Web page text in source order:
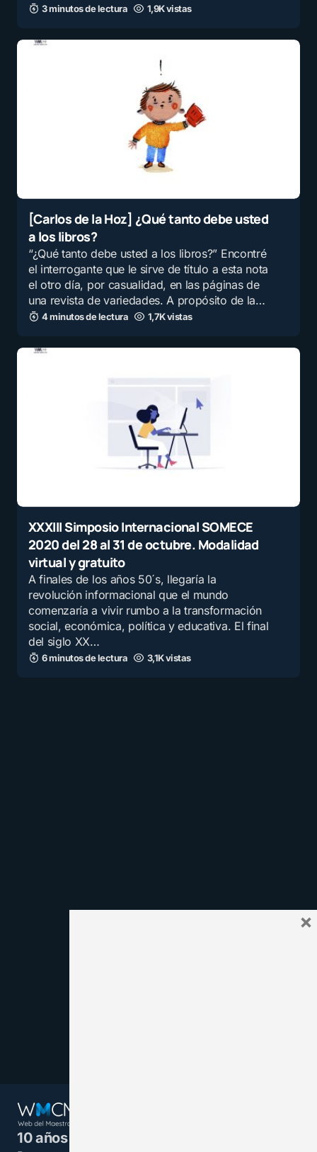
3 minutos de lectura 1,9K vistas
[Carlos de la Hoz] ¿Qué tanto debe usted
a los libros?
“¿Qué tanto debe usted a los libros?” Encontré
el interrogante que le sirve de título a esta nota
el otro día, por casualidad, en las páginas de
una revista de variedades. A propósito de la…
4 minutos de lectura 1,7K vistas
XXXIII Simposio Internacional SOMECE
2020 del 28 al 31 de octubre. Modalidad
virtual y gratuito
A finales de los años 50´s, llegaría la
revolución informacional que el mundo
comenzaría a vivir rumbo a la transformación
social, económica, política y educativa. El final
del siglo XX…
6 minutos de lectura 3,1K vistas
10 años juntos y más unidos.
×